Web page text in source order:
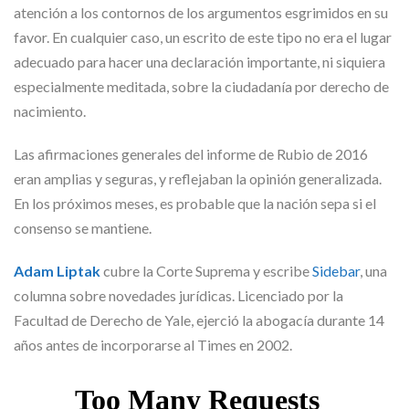
atención a los contornos de los argumentos esgrimidos en su
favor. En cualquier caso, un escrito de este tipo no era el lugar
adecuado para hacer una declaración importante, ni siquiera
especialmente meditada, sobre la ciudadanía por derecho de
nacimiento.
Las afirmaciones generales del informe de Rubio de 2016
eran amplias y seguras, y reflejaban la opinión generalizada.
En los próximos meses, es probable que la nación sepa si el
consenso se mantiene.
Adam Liptakcubre la Corte Suprema y escribeSidebar, una
columna sobre novedades jurídicas. Licenciado por la
Facultad de Derecho de Yale, ejerció la abogacía durante 14
años antes de incorporarse al Times en 2002.